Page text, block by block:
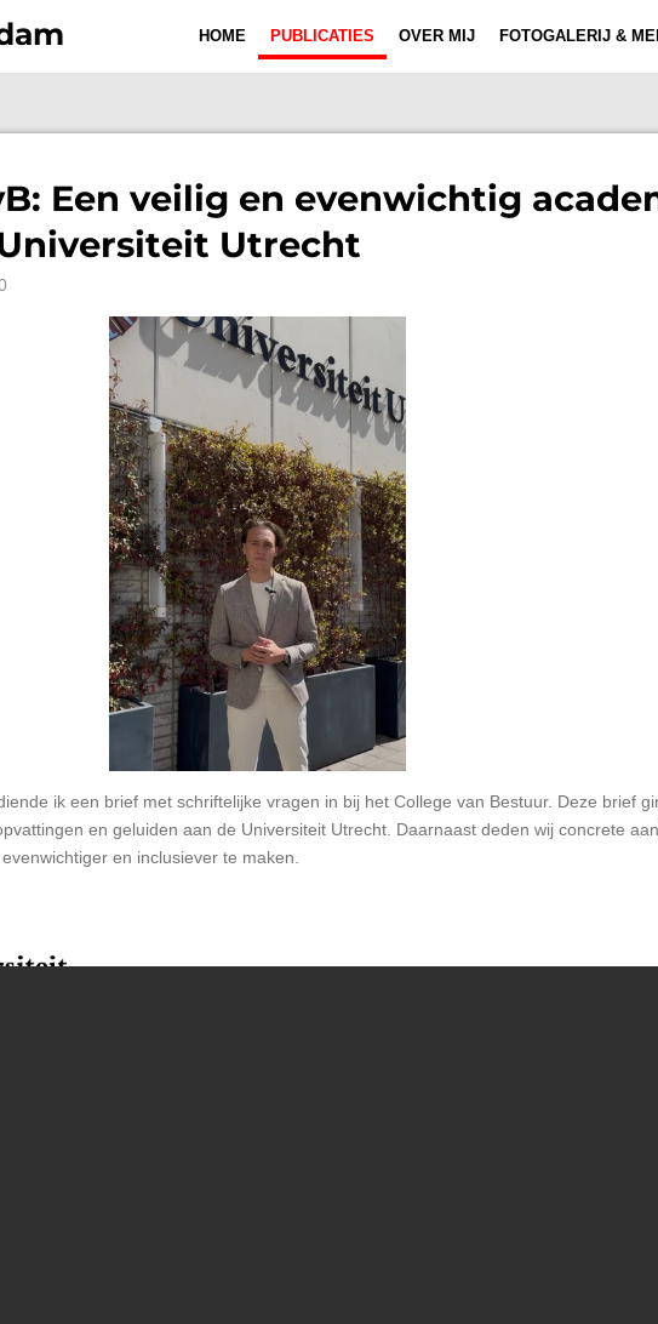
HOME PUBLICATIES OVER MIJ FOTOGALERIJ &
Een veilig en evenwichtig
Utrecht
ik een brief met schriftelijke vragen in bij het College van Bestuur. Deze brief
en geluiden aan de Universiteit Utrecht. Daarnaast deden wij concrete
en inclusiever te maken.